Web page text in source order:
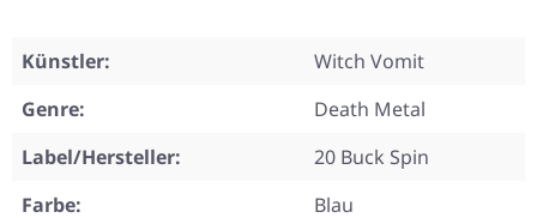
Künstler:
Witch Vomit
Genre:
Death Metal
Label/Hersteller:
20 Buck Spin
Farbe:
Blau